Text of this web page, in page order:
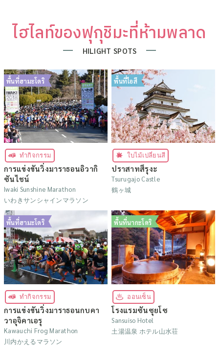
ไฮไลท์ของฟุกุชิมะที่ห้ามพลาด
HILIGHT SPOTS
พื้นที่ฮามะโดริ
ทำกิจกรรม
การแข่งขันวิ่งมาราธอนอิวากิ
ซันไชน์
Iwaki Sunshine Marathon
いわきサンシャインマラソン
พื้นที่ไอสึ
ใบไม้เปลี่ยนสี
ปราสาทสึรุงะ
Tsurugajo Castle
鶴ヶ城
พื้นที่ฮามะโดริ
ทำกิจกรรม
การแข่งขันวิ่งมาราธอนกบคา
วาอุจิคาเอรุ
Kawauchi Frog Marathon
川内かえるマラソン
พื้นที่นากะโดริ
ออนเซ็น
โรงแรมซันซุยโซ
Sansuiso Hotel
土湯温泉 ホテル山水荘